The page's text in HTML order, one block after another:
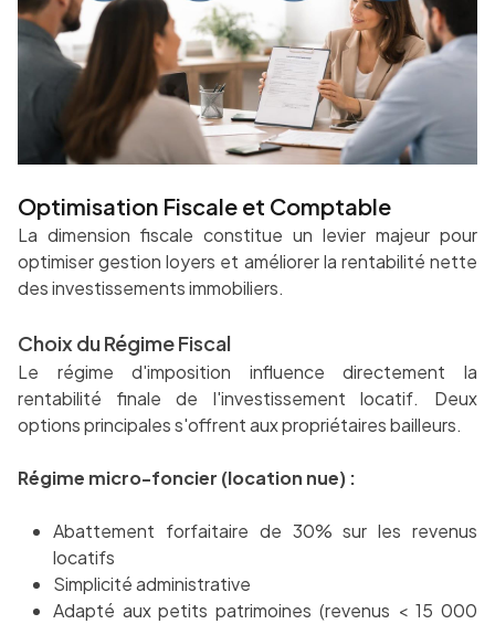
Optimisation Fiscale et Comptable
La dimension fiscale constitue un levier majeur pour
optimiser gestion loyers et améliorer la rentabilité nette
des investissements immobiliers.
Choix du Régime Fiscal
Le régime d'imposition influence directement la
rentabilité finale de l'investissement locatif. Deux
options principales s'offrent aux propriétaires bailleurs.
Régime micro-foncier (location nue) :
Abattement forfaitaire de 30% sur les revenus
locatifs
Simplicité administrative
Adapté aux petits patrimoines (revenus < 15 000